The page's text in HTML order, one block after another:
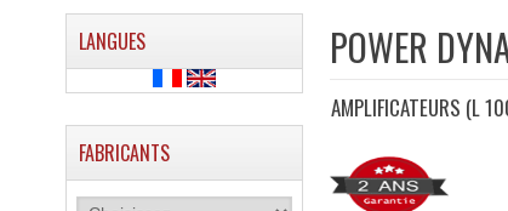
POWER
AMPLIFICATEURS (L
LANGUES
FABRICANTS